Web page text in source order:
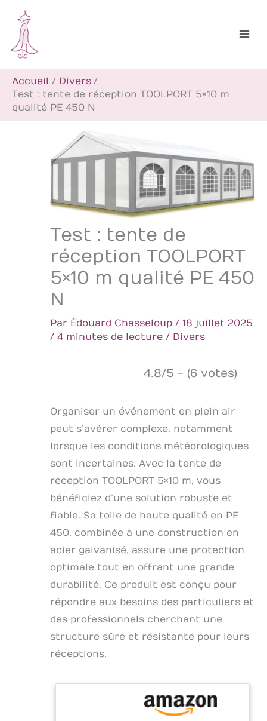
contenu
Accueil
Divers
Test : tente de réception TOOLPORT 5×10 m
qualité PE 450 N
Test : tente de
réception TOOLPORT
5×10 m qualité PE 450
N
Par Édouard Chasseloup / 18 juillet 2025
/ 4 minutes de lecture / Divers
4.8/5 - (6 votes)
Organiser un événement en plein air
peut s’avérer complexe, notamment
lorsque les conditions météorologiques
sont incertaines. Avec la tente de
réception TOOLPORT 5×10 m, vous
bénéficiez d’une solution robuste et
fiable. Sa toile de haute qualité en PE
450, combinée à une construction en
acier galvanisé, assure une protection
optimale tout en offrant une grande
durabilité. Ce produit est conçu pour
répondre aux besoins des particuliers et
des professionnels cherchant une
structure sûre et résistante pour leurs
réceptions.
c
h
e
r
c